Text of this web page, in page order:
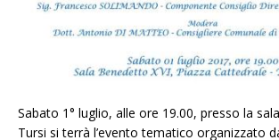
Sabato 1° luglio, alle ore 19.00, presso la
Tursi si terrà l’evento tematico organizzato